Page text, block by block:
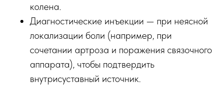
колена.
Диагностические инъекции — при неясной
локализации боли (например, при
сочетании артроза и поражения связочного
аппарата), чтобы подтвердить
внутрисуставный источник.